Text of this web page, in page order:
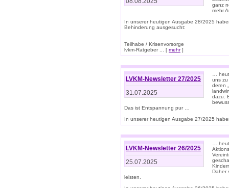
ganz
mehr
In unserer heutigen Ausgabe 28/2025
Behinderung ausgesucht:
Teilhabe / Krisenvorsorge
lvkm-Ratgeber ... [ mehr]
LVKM-Newsletter 27/2025
31.07.2025
…
uns zu
deren
dazu.
Das ist Entspannung pur …
In unserer heutigen Ausgabe 27/2025
LVKM-Newsletter 26/2025
25.07.2025
…
Daher
leisten.